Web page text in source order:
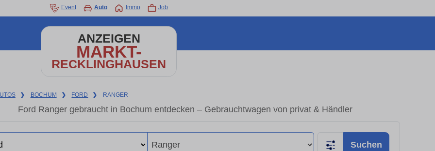
Event Auto Immo Job
ANZEIGEN
MARKT-
RECKLINGHAUSEN
❯ BOCHUM ❯ FORD ❯ RANGER
Ford Ranger gebraucht in Bochum entdecken – Gebrauchtwagen von privat & Händler
Suchen